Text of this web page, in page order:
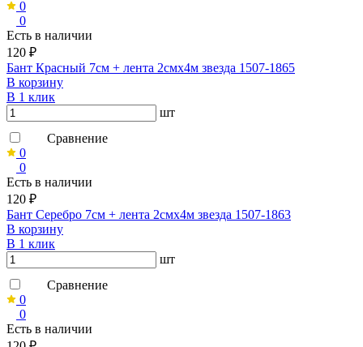
0
0
Есть в наличии
120 ₽
Бант Красный 7см + лента 2смх4м звезда 1507-1865
В корзину
В 1 клик
шт
Сравнение
0
0
Есть в наличии
120 ₽
Бант Серебро 7см + лента 2смх4м звезда 1507-1863
В корзину
В 1 клик
шт
Сравнение
0
0
Есть в наличии